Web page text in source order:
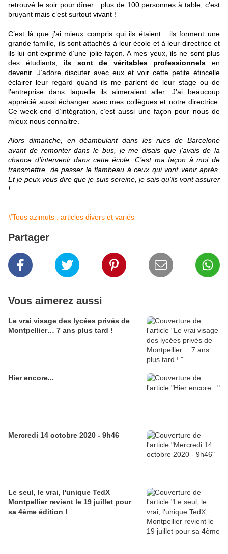
retrouvé le soir pour dîner : plus de 100 personnes à table, c’est
bruyant mais c’est surtout vivant !
C’est là que j’ai mieux compris qui ils étaient : ils forment une
grande famille, ils sont attachés à leur école et à leur directrice et
ils lui ont exprimé d’une jolie façon. A mes yeux, ils ne sont plus
des étudiants,
ils sont de véritables professionnels en
devenir. J’adore discuter avec eux et voir cette petite étincelle
éclairer leur regard quand ils me parlent de leur stage ou de
l’entreprise dans laquelle ils aimeraient aller. J’ai beaucoup
apprécié aussi échanger avec mes collègues et notre directrice.
Ce week-end d’intégration, c’est aussi une façon pour nous de
mieux nous connaitre.
Alors dimanche, en déambulant dans les rues de Barcelone
avant de remonter dans le bus, je me disais que j’avais de la
chance d’intervenir dans cette école. C’est ma façon à moi de
transmettre, de passer le flambeau à ceux qui vont venir après.
Et je peux vous dire que je suis sereine, je sais qu’ils vont assurer
!
#Tous azimuts : articles divers et variés
Partager
Vous aimerez aussi
Le vrai visage des lycées privés de
Montpellier… 7 ans plus tard !
Hier encore...
Mercredi 14 octobre 2020 - 9h46
Le seul, le vrai, l'unique TedX
Montpellier revient le 19 juillet pour
sa 4ème édition !